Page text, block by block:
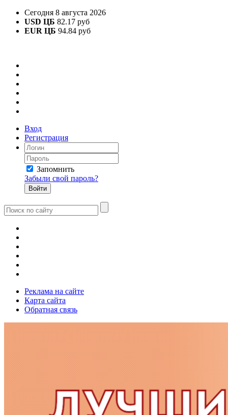
Сегодня 8 августа 2026
USD ЦБ 82.17 руб
EUR ЦБ 94.84 руб
Вход
Регистрация
Запомнить
Забыли свой пароль?
Реклама на сайте
Карта сайта
Обратная связь